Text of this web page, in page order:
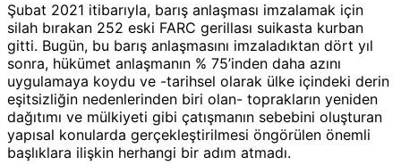
Şubat 2021 itibarıyla, barış anlaşması imzalamak için
silah bırakan 252 eski FARC gerillası suikasta kurban
gitti. Bugün, bu barış anlaşmasını imzaladıktan dört yıl
sonra, hükümet anlaşmanın % 75’inden daha azını
uygulamaya koydu ve -tarihsel olarak ülke içindeki derin
eşitsizliğin nedenlerinden biri olan- toprakların yeniden
dağıtımı ve mülkiyeti gibi çatışmanın sebebini oluşturan
yapısal konularda gerçekleştirilmesi öngörülen önemli
başlıklara ilişkin herhangi bir adım atmadı.